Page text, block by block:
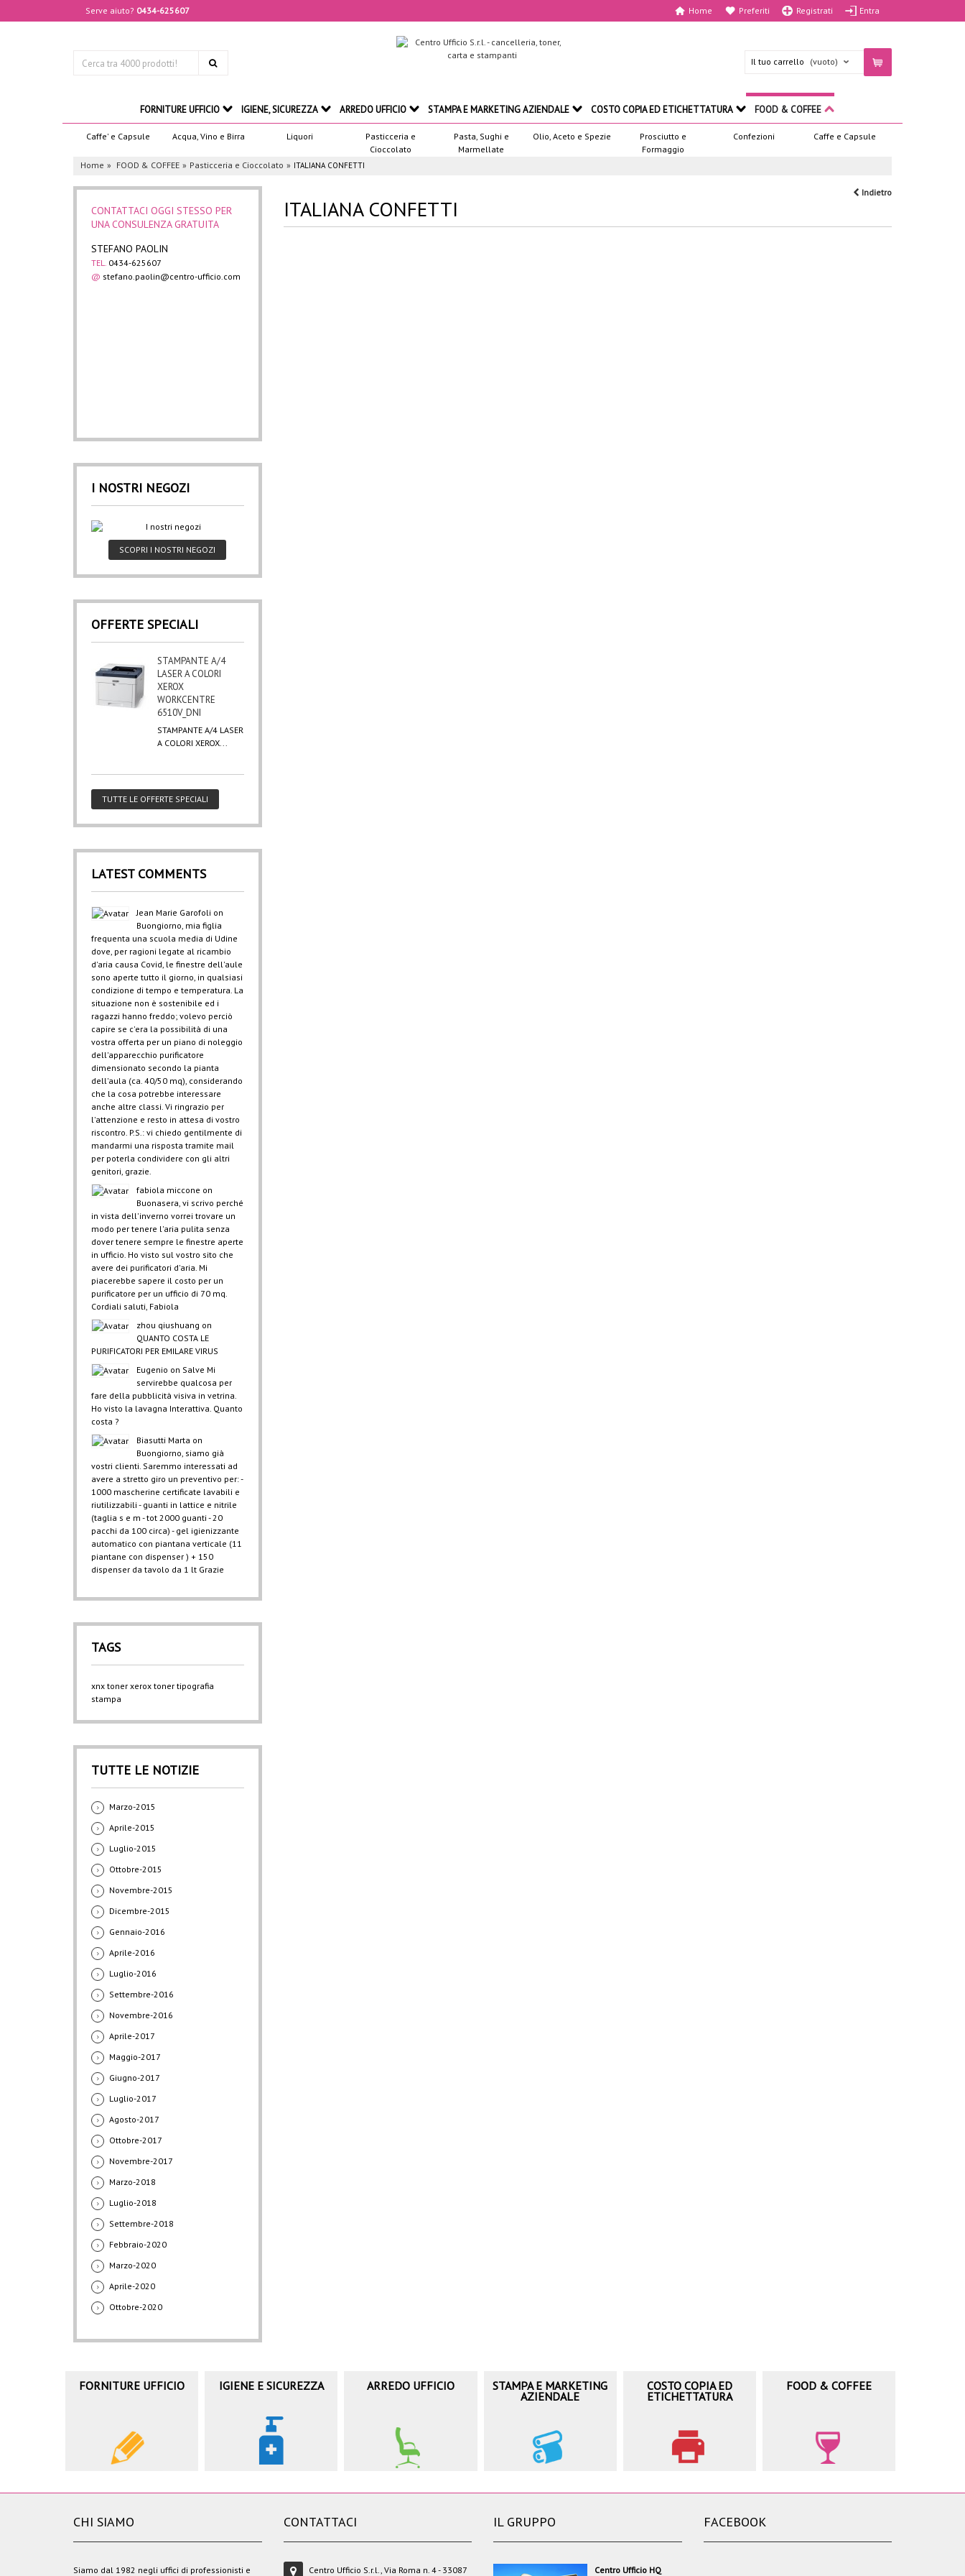
Serve aiuto? 0434-625607 Registrati Entra
Preferiti
Home
Il tuo carrello (vuoto)
FORNITURE UFFICIO IGIENE, SICUREZZA ARREDO UFFICIO STAMPA E MARKETING AZIENDALE COSTO COPIA ED ETICHETTATURA FOOD & COFFEE
Caffe' e Capsule Acqua, Vino e Birra Liquori
Pasticceria e
Cioccolato
Pasta, Sughi e
Marmellate
Olio, Aceto e Spezie
Prosciutto e
Formaggio
Confezioni Caffe e Capsule
Home FOOD & COFFEE Pasticceria e Cioccolato ITALIANA CONFETTI
Indietro
CONTATTACI OGGI STESSO PER
UNA CONSULENZA GRATUITA
STEFANO PAOLIN
TEL. 0434-625607
@ stefano.paolin@centro-ufficio.com
I NOSTRI NEGOZI
SCOPRI I NOSTRI NEGOZI
OFFERTE SPECIALI
STAMPANTE A/4
LASER A COLORI
XEROX
WORKCENTRE
6510V_DNI
STAMPANTE A/4 LASER
A COLORI XEROX...
TUTTE LE OFFERTE SPECIALI
LATEST COMMENTS
Jean Marie Garofoli on
Buongiorno, mia figlia
frequenta una scuola media di Udine
dove, per ragioni legate al ricambio
d'aria causa Covid, le finestre dell'aule
sono aperte tutto il giorno, in qualsiasi
condizione di tempo e temperatura. La
situazione non è sostenibile ed i
ragazzi hanno freddo; volevo perciò
capire se c'era la possibilità di una
vostra offerta per un piano di noleggio
dell'apparecchio purificatore
dimensionato secondo la pianta
dell'aula (ca. 40/50 mq), considerando
che la cosa potrebbe interessare
anche altre classi. Vi ringrazio per
l'attenzione e resto in attesa di vostro
riscontro. P.S.: vi chiedo gentilmente di
mandarmi una risposta tramite mail
per poterla condividere con gli altri
genitori, grazie.
fabiola miccone on
Buonasera, vi scrivo perché
in vista dell'inverno vorrei trovare un
modo per tenere l'aria pulita senza
dover tenere sempre le finestre aperte
in ufficio. Ho visto sul vostro sito che
avere dei purificatori d'aria. Mi
piacerebbe sapere il costo per un
purificatore per un ufficio di 70 mq.
Cordiali saluti, Fabiola
zhou qiushuang on
QUANTO COSTA LE
PURIFICATORI PER EMILARE VIRUS
Eugenio on Salve Mi
servirebbe qualcosa per
fare della pubblicità visiva in vetrina.
Ho visto la lavagna Interattiva. Quanto
costa ?
Biasutti Marta on
Buongiorno, siamo già
vostri clienti. Saremmo interessati ad
avere a stretto giro un preventivo per: -
1000 mascherine certificate lavabili e
riutilizzabili - guanti in lattice e nitrile
(taglia s e m - tot 2000 guanti - 20
pacchi da 100 circa) - gel igienizzante
automatico con piantana verticale (11
piantane con dispenser ) + 150
dispenser da tavolo da 1 lt Grazie
TAGS
xnx toner xerox toner tipografia
stampa
TUTTE LE NOTIZIE
Marzo-2015
Aprile-2015
Luglio-2015
Ottobre-2015
Novembre-2015
Dicembre-2015
Gennaio-2016
Aprile-2016
Luglio-2016
Settembre-2016
Novembre-2016
Aprile-2017
Maggio-2017
Giugno-2017
Luglio-2017
Agosto-2017
Ottobre-2017
Novembre-2017
Marzo-2018
Luglio-2018
Settembre-2018
Febbraio-2020
Marzo-2020
Aprile-2020
Ottobre-2020
ITALIANA CONFETTI
FORNITURE UFFICIO IGIENE E SICUREZZA ARREDO UFFICIO STAMPA E MARKETING
AZIENDALE
COSTO COPIA ED
ETICHETTATURA
FOOD & COFFEE
CHI SIAMO
Siamo dal 1982 negli uffici di professionisti e
CONTATTACI
Centro Ufficio S.r.l., Via Roma n. 4 - 33087
IL GRUPPO
Centro Ufficio HQ
FACEBOOK